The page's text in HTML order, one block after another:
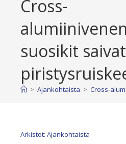
Cross-
suosikit
> Ajankohtaista > Cross-
Arkistot: Ajankohtaista